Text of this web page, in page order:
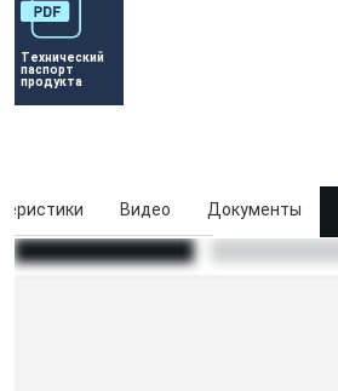
Технический
паспорт
продукта
Видео Документы